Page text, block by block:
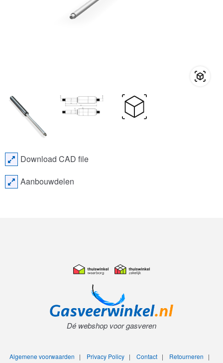
Download CAD file
Aanbouwdelen
Dé webshop voor gasveren
Algemene voorwaarden | Privacy Policy| Contact| Retourneren |